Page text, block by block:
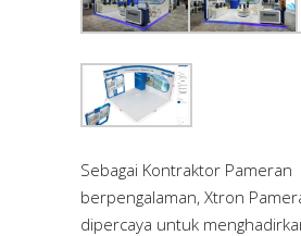
Sebagai Kontraktor Pameran
berpengalaman, Xtron
dipercaya untuk